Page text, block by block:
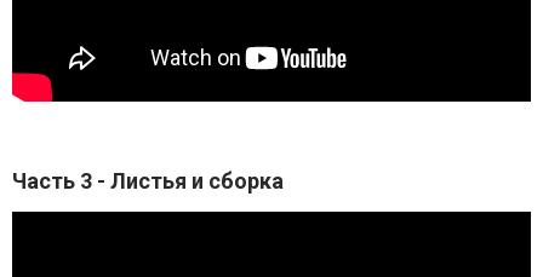
Часть 3 - Листья и сборка